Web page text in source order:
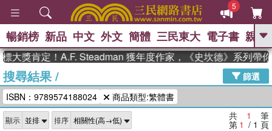
5
GO
The Odyssey 、
父親節 、 如果歷史是一群喵 、 暑期
推薦 、 國際布克獎 臺灣漫遊錄
念華 、 台灣的李登輝時代 、 數學女
孩：黎曼猜想
偉大的迷走神經
暢銷榜 新品 中文 外文 簡體 三民東大 電子書 親子
大獎肯定！A.F. Steadman 獲年度作家，《史坎德》系列帶
搜尋結果/
篩選
ISBN：9789574188024
商品類型:繁體書
顯示 排序 共 1 筆
第 1 / 1 頁